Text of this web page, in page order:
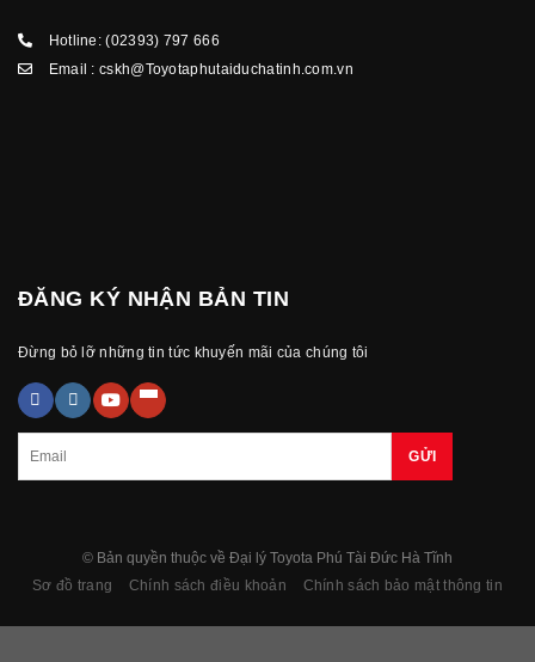
Hotline:(02393) 797 666
Email :cskh@Toyotaphutaiduchatinh.com.vn
ĐĂNG KÝ NHẬN BẢN TIN
Đừng bỏ lỡ những tin tức khuyến mãi của chúng tôi
© Bản quyền thuộc về Đại lý Toyota Phú Tài Đức Hà Tĩnh
Sơ đồ trang
Chính sách điều khoản Chính sách bảo mật thông tin